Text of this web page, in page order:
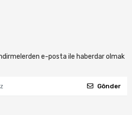
e-posta ile haberdar olmak
Gönder